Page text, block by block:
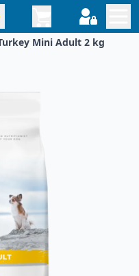
Mini Adult 2 kg